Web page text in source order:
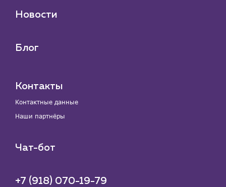
Новости
Блог
Контакты
Контактные данные
Наши партнёры
Чат-бот
+7 (918) 070-19-79